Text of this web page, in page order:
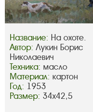
Название: На охоте.
Автор: Лукин Борис
Николаевич
Техника: масло
Материал: картон
Год: 1953
Размер: 34х42,5